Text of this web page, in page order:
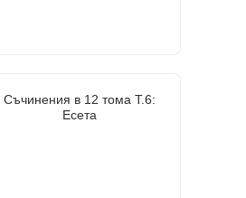
Съчинения в 12 тома Т.6:
Есета